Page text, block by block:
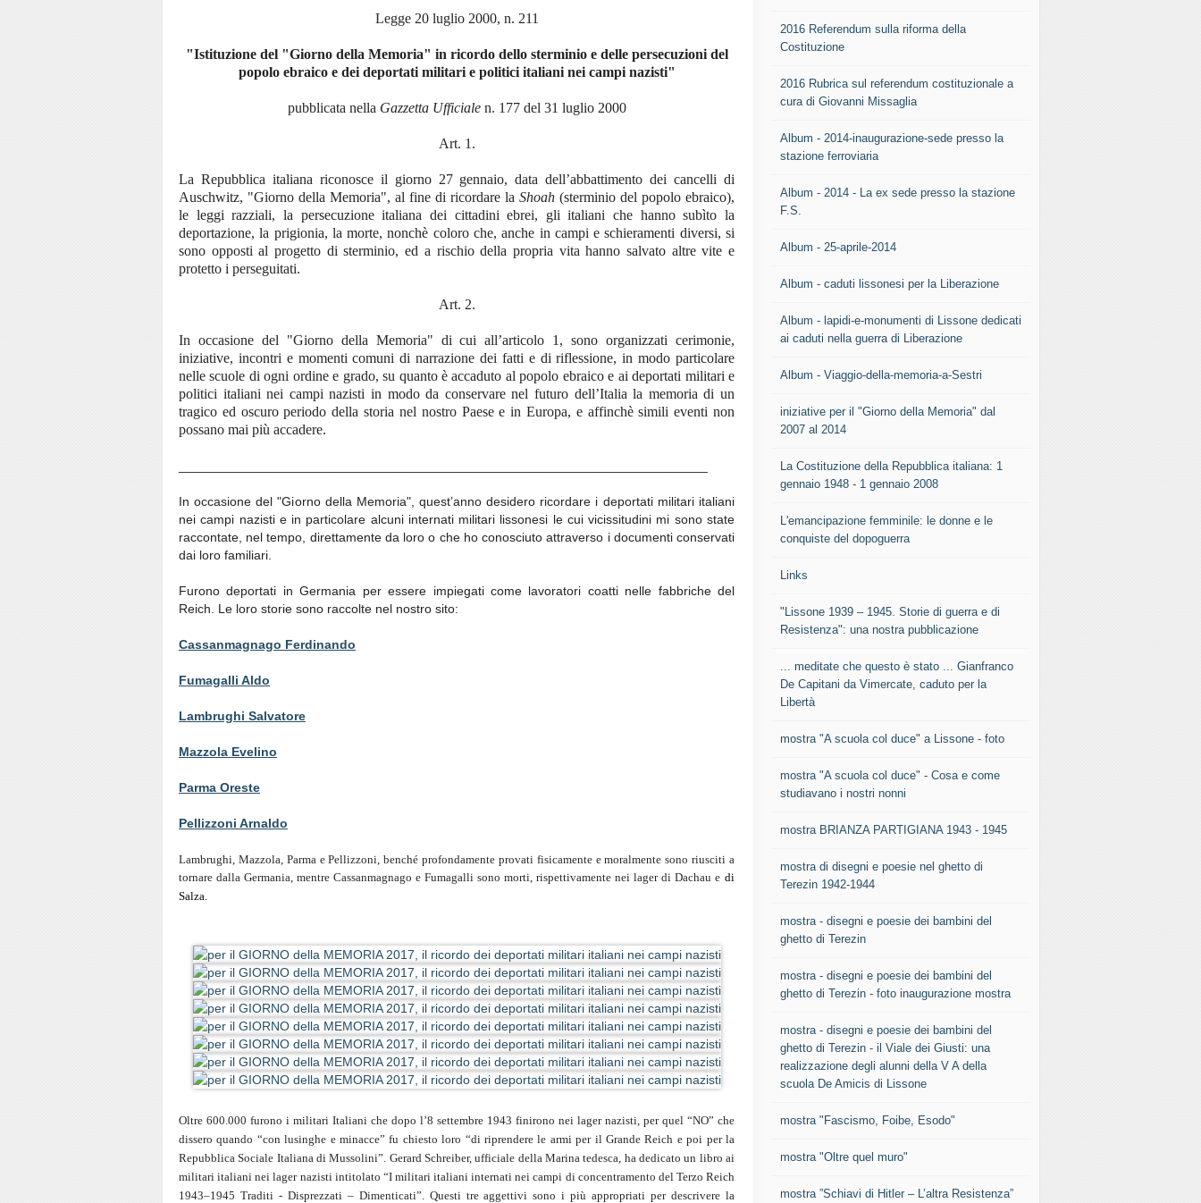
Legge 20 luglio 2000, n. 211
"Istituzione del "Giorno della Memoria" in ricordo dello sterminio e delle persecuzioni del
popolo ebraico e dei deportati militari e politici italiani nei campi nazisti"
pubblicata nella Gazzetta Ufficialen. 177 del 31 luglio 2000
Art. 1.
La Repubblica italiana riconosce il giorno 27 gennaio, data dell’abbattimento dei cancelli di
Auschwitz, "Giorno della Memoria", al fine di ricordare la Shoah (sterminio del popolo ebraico),
le leggi razziali, la persecuzione italiana dei cittadini ebrei, gli italiani che hanno subìto la
deportazione, la prigionia, la morte, nonchè coloro che, anche in campi e schieramenti diversi, si
sono opposti al progetto di sterminio, ed a rischio della propria vita hanno salvato altre vite e
protetto i perseguitati.
Art. 2.
In occasione del "Giorno della Memoria" di cui all’articolo 1, sono organizzati cerimonie,
iniziative, incontri e momenti comuni di narrazione dei fatti e di riflessione, in modo particolare
nelle scuole di ogni ordine e grado, su quanto è accaduto al popolo ebraico e ai deportati militari e
politici italiani nei campi nazisti in modo da conservare nel futuro dell’Italia la memoria di un
tragico ed oscuro periodo della storia nel nostro Paese e in Europa, e affinchè simili eventi non
possano mai più accadere.
In occasione del "Giorno della Memoria", quest’anno desidero ricordare i deportati militari italiani
nei campi nazisti e in particolare alcuni internati militari lissonesi le cui vicissitudini mi sono state
raccontate, nel tempo, direttamente da loro o che ho conosciuto attraverso i documenti conservati
dai loro familiari.
Furono deportati in Germania per essere impiegati come lavoratori coatti nelle fabbriche del
Reich. Le loro storie sono raccolte nel nostro sito:
Cassanmagnago Ferdinando
Fumagalli Aldo
Lambrughi Salvatore
Mazzola Evelino
Parma Oreste
Pellizzoni Arnaldo
Lambrughi, Mazzola, Parma e Pellizzoni, benché profondamente provati fisicamente e moralmente sono riusciti a
tornare dalla Germania, mentre Cassanmagnago e Fumagalli sono morti, rispettivamente nei lager di Dachau e di
Salza.
Oltre 600.000 furono i militari Italiani che dopo l’8 settembre 1943 finirono nei lager nazisti, per quel “NO” che
dissero quando “con lusinghe e minacce” fu chiesto loro “di riprendere le armi per il Grande Reich e poi per la
Repubblica Sociale Italiana di Mussolini”. Gerard Schreiber, ufficiale della Marina tedesca, ha dedicato un libro ai
militari italiani nei lager nazisti intitolato “I militari italiani internati nei campi di concentramento del Terzo Reich
1943–1945 Traditi - Disprezzati – Dimenticati”. Questi tre aggettivi sono i più appropriati per descrivere la
2016 Referendum sulla riforma della
Costituzione
2016 Rubrica sul referendum costituzionale a
cura di Giovanni Missaglia
Album - 2014-inaugurazione-sede presso la
stazione ferroviaria
Album - 2014 - La ex sede presso la stazione
F.S.
Album - 25-aprile-2014
Album - caduti lissonesi per la Liberazione
Album - lapidi-e-monumenti di Lissone dedicati
ai caduti nella guerra di Liberazione
Album - Viaggio-della-memoria-a-Sestri
iniziative per il "Giorno della Memoria" dal
2007 al 2014
La Costituzione della Repubblica italiana: 1
gennaio 1948 - 1 gennaio 2008
L'emancipazione femminile: le donne e le
conquiste del dopoguerra
Links
"Lissone 1939 – 1945. Storie di guerra e di
Resistenza": una nostra pubblicazione
... meditate che questo è stato ... Gianfranco
De Capitani da Vimercate, caduto per la
Libertà
mostra "A scuola col duce" a Lissone - foto
mostra "A scuola col duce" - Cosa e come
studiavano i nostri nonni
mostra BRIANZA PARTIGIANA 1943 - 1945
mostra di disegni e poesie nel ghetto di
Terezin 1942-1944
mostra - disegni e poesie dei bambini del
ghetto di Terezin
mostra - disegni e poesie dei bambini del
ghetto di Terezin - foto inaugurazione mostra
mostra - disegni e poesie dei bambini del
ghetto di Terezin - il Viale dei Giusti: una
realizzazione degli alunni della V A della
scuola De Amicis di Lissone
mostra "Fascismo, Foibe, Esodo"
mostra "Oltre quel muro"
mostra ”Schiavi di Hitler – L’altra Resistenza”